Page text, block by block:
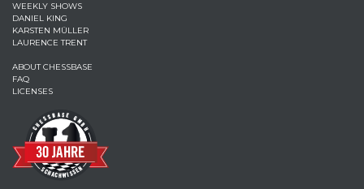
WEEKLY SHOWS
DANIEL KING
KARSTEN MÜLLER
LAURENCE TRENT
ABOUT CHESSBASE
FAQ
LICENSES